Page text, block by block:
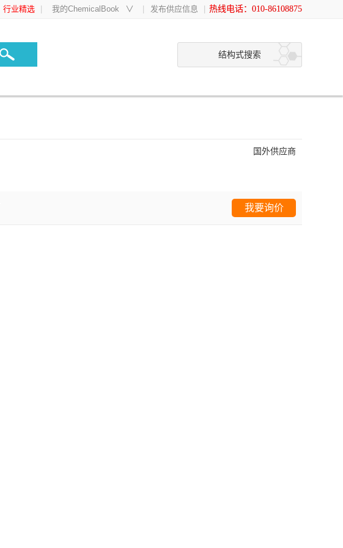
热线电话：010-86108875
行业精选 我的ChemicalBook ∨ 发布供应信息
结构式搜索
国外供应商
我要询价